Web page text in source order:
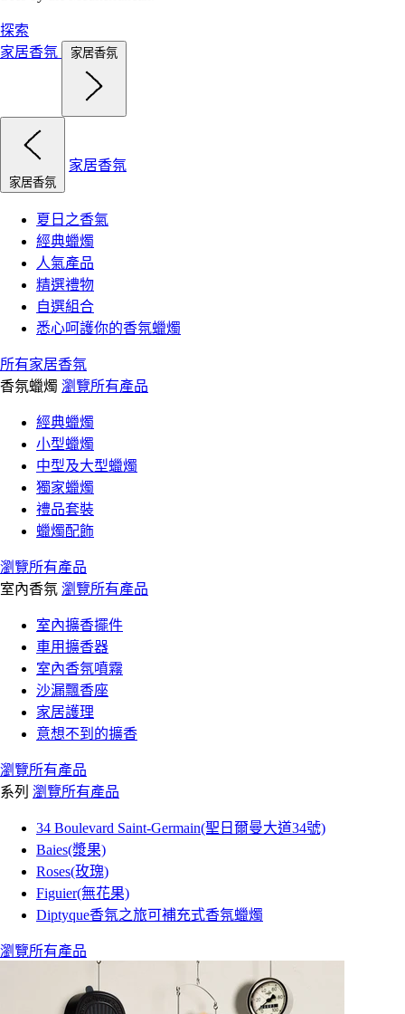
探索
家居香氛
家居香氛
家居香氛
家居香氛
夏日之香氣
經典蠟燭
人氣產品
精選禮物
自選組合
悉心呵護你的香氛蠟燭
所有家居香氛
香氛蠟燭 瀏覽所有產品
經典蠟燭
小型蠟燭
中型及大型蠟燭
獨家蠟燭
禮品套裝
蠟燭配飾
瀏覽所有產品
室內香氛 瀏覽所有產品
室內擴香擺件
車用擴香器
室內香氛噴霧
沙漏飄香座
家居護理
意想不到的擴香
瀏覽所有產品
系列 瀏覽所有產品
34 Boulevard Saint-Germain(聖日爾曼大道34號)
Baies(漿果)
Roses(玫瑰)
Figuier(無花果)
Diptyque香氛之旅可補充式香氛蠟燭
瀏覽所有產品